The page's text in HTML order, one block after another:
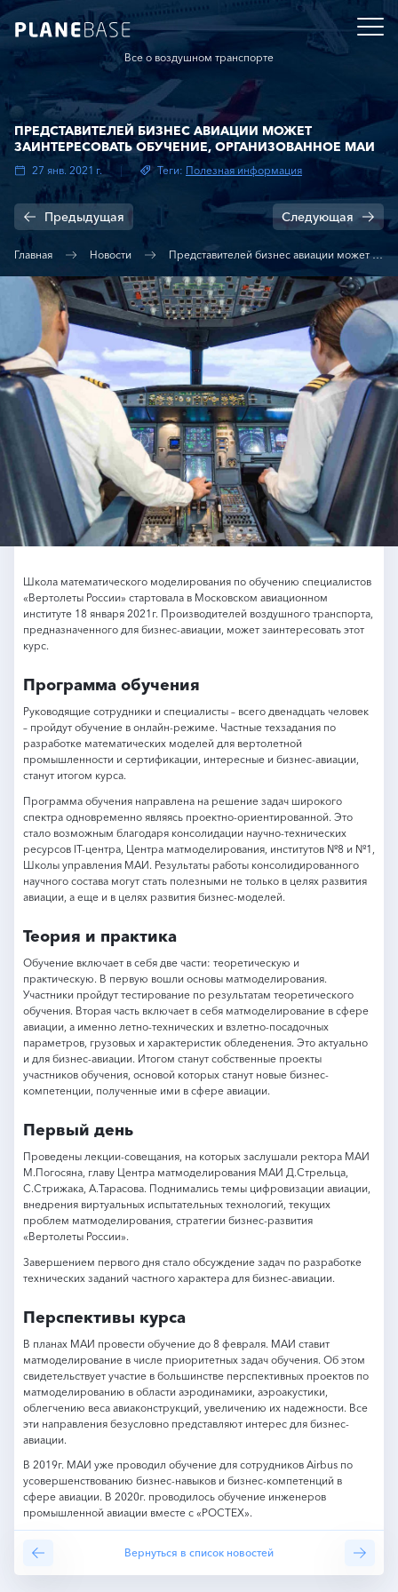
Все о воздушном транспорте
ПРЕДСТАВИТЕЛЕЙ БИЗНЕС АВИАЦИИ МОЖЕТ
ЗАИНТЕРЕСОВАТЬ ОБУЧЕНИЕ, ОРГАНИЗОВАННОЕ МАИ
27 янв. 2021 г. Теги: Полезная информация
Предыдущая Следующая
Главная Новости Представителей бизнес авиации может заинтересовать обучение, организованное МАИ
Школа математического моделирования по обучению специалистов
«Вертолеты России» стартовала в Московском авиационном
институте 18 января 2021г. Производителей воздушного транспорта,
предназначенного для бизнес-авиации, может заинтересовать этот
курс.
Программа обучения
Руководящие сотрудники и специалисты – всего двенадцать человек
– пройдут обучение в онлайн-режиме. Частные техзадания по
разработке математических моделей для вертолетной
промышленности и сертификации, интересные и бизнес-авиации,
станут итогом курса.
Программа обучения направлена на решение задач широкого
спектра одновременно являясь проектно-ориентированной. Это
стало возможным благодаря консолидации научно-технических
ресурсов IT-центра, Центра матмоделирования, институтов №8 и №1,
Школы управления МАИ. Результаты работы консолидированного
научного состава могут стать полезными не только в целях развития
авиации, а еще и в целях развития бизнес-моделей.
Теория и практика
Обучение включает в себя две части: теоретическую и
практическую. В первую вошли основы матмоделирования.
Участники пройдут тестирование по результатам теоретического
обучения. Вторая часть включает в себя матмоделирование в сфере
авиации, а именно летно-технических и взлетно-посадочных
параметров, грузовых и характеристик обледенения. Это актуально
и для бизнес-авиации. Итогом станут собственные проекты
участников обучения, основой которых станут новые бизнес-
компетенции, полученные ими в сфере авиации.
Первый день
Проведены лекции-совещания, на которых заслушали ректора МАИ
М.Погосяна, главу Центра матмоделирования МАИ Д.Стрельца,
С.Стрижака, А.Тарасова. Поднимались темы цифровизации авиации,
внедрения виртуальных испытательных технологий, текущих
проблем матмоделирования, стратегии бизнес-развития
«Вертолеты России».
Завершением первого дня стало обсуждение задач по разработке
технических заданий частного характера для бизнес-авиации.
Перспективы курса
В планах МАИ провести обучение до 8 февраля. МАИ ставит
матмоделирование в числе приоритетных задач обучения. Об этом
свидетельствует участие в большинстве перспективных проектов по
матмоделированию в области аэродинамики, аэроакустики,
облегчению веса авиаконструкций, увеличению их надежности. Все
эти направления безусловно представляют интерес для бизнес-
авиации.
В 2019г. МАИ уже проводил обучение для сотрудников Airbus по
усовершенствованию бизнес-навыков и бизнес-компетенций в
сфере авиации. В 2020г. проводилось обучение инженеров
промышленной авиации вместе с «РОСТЕХ».
Вернуться в список новостей
новость